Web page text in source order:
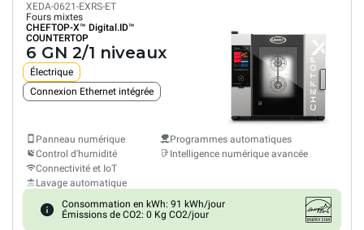
XEDA-0621-EXRS-ET
Fours mixtes
CHEFTOP-X™ Digital.ID™
COUNTERTOP
6 GN 2/1 niveaux
Électrique
Connexion Ethernet intégrée
Panneau numérique
Control d'humidité
Connectivité et IoT
Lavage automatique
Programmes automatiques
Intelligence numérique avancée
Consommation en kWh: 91 kWh/jour
Émissions de CO2: 0 Kg CO2/jour